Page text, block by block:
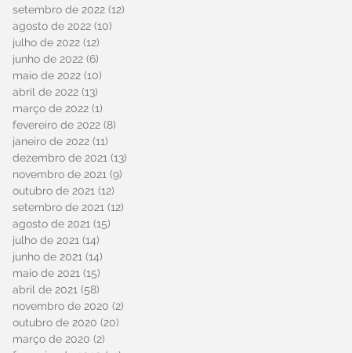
setembro de 2022 (12)
agosto de 2022 (10)
julho de 2022 (12)
junho de 2022 (6)
maio de 2022 (10)
abril de 2022 (13)
março de 2022 (1)
fevereiro de 2022 (8)
janeiro de 2022 (11)
dezembro de 2021 (13)
novembro de 2021 (9)
outubro de 2021 (12)
setembro de 2021 (12)
agosto de 2021 (15)
julho de 2021 (14)
junho de 2021 (14)
maio de 2021 (15)
abril de 2021 (58)
novembro de 2020 (2)
outubro de 2020 (20)
março de 2020 (2)